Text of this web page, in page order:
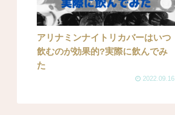
アリナミンナイトリカバーはいつ
飲むのが効果的?実際に飲んでみ
た
2022.09.16